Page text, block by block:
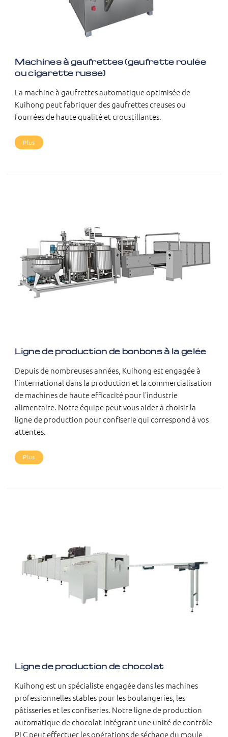
Machines à gaufrettes (gaufrette roulée
ou cigarette russe)
La machine à gaufrettes automatique optimisée de
Kuihong peut fabriquer des gaufrettes creuses ou
fourrées de haute qualité et croustillantes.
Plus
Ligne de production de bonbons à la gelée
Depuis de nombreuses années, Kuihong est engagée à
l’international dans la production et la commercialisation
de machines de haute efficacité pour l’industrie
alimentaire. Notre équipe peut vous aider à choisir la
ligne de production pour confiserie qui correspond à vos
attentes.
Plus
Ligne de production de chocolat
Kuihong est un spécialiste engagée dans les machines
professionnelles stables pour les boulangeries, les
pâtisseries et les confiseries. Notre ligne de production
automatique de chocolat intégrant une unité de contrôle
PLC peut effectuer les opérations de séchage du moule,